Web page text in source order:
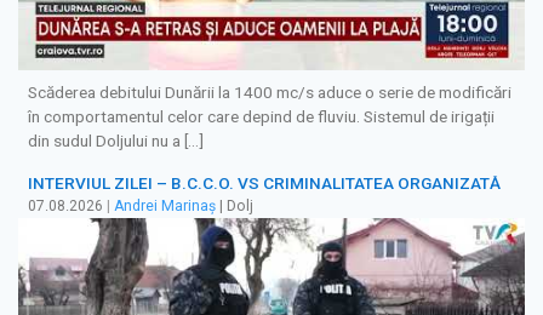
Scăderea debitului Dunării la 1400 mc/s aduce o serie de modificări
în comportamentul celor care depind de fluviu. Sistemul de irigații
din sudul Doljului nu a […]
INTERVIUL ZILEI – B.C.C.O. VS CRIMINALITATEA ORGANIZATĂ
07.08.2026 | Andrei Marinaș | Dolj